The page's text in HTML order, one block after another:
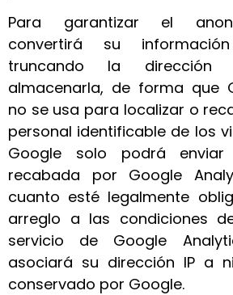
Para garantizar el
convertirá su
truncando la
almacenarla, de forma que
no se usa para localizar o
personal identificable de los
Google solo podrá
recabada por Google
cuanto esté legalmente
arreglo a las condiciones
servicio de Google
asociará su dirección IP a
conservado por Google.